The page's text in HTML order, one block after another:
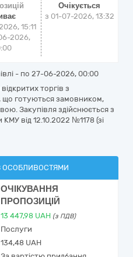
15:11
2026,
Очікується
з 01-07-2026, 13:32
- по 27-06-2026, 00:00
торгів з
що готуються замовником,
Закупівля здійснюється з
від 12.10.2022 №1178 (зі
ОСОБЛИВОСТЯМИ
ОЧІКУВАННЯ
ПРОПОЗИЦІЙ
13 447,98 UAH (з ПДВ)
Послуги
134,48 UAH